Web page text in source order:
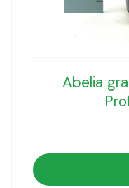
Abelia